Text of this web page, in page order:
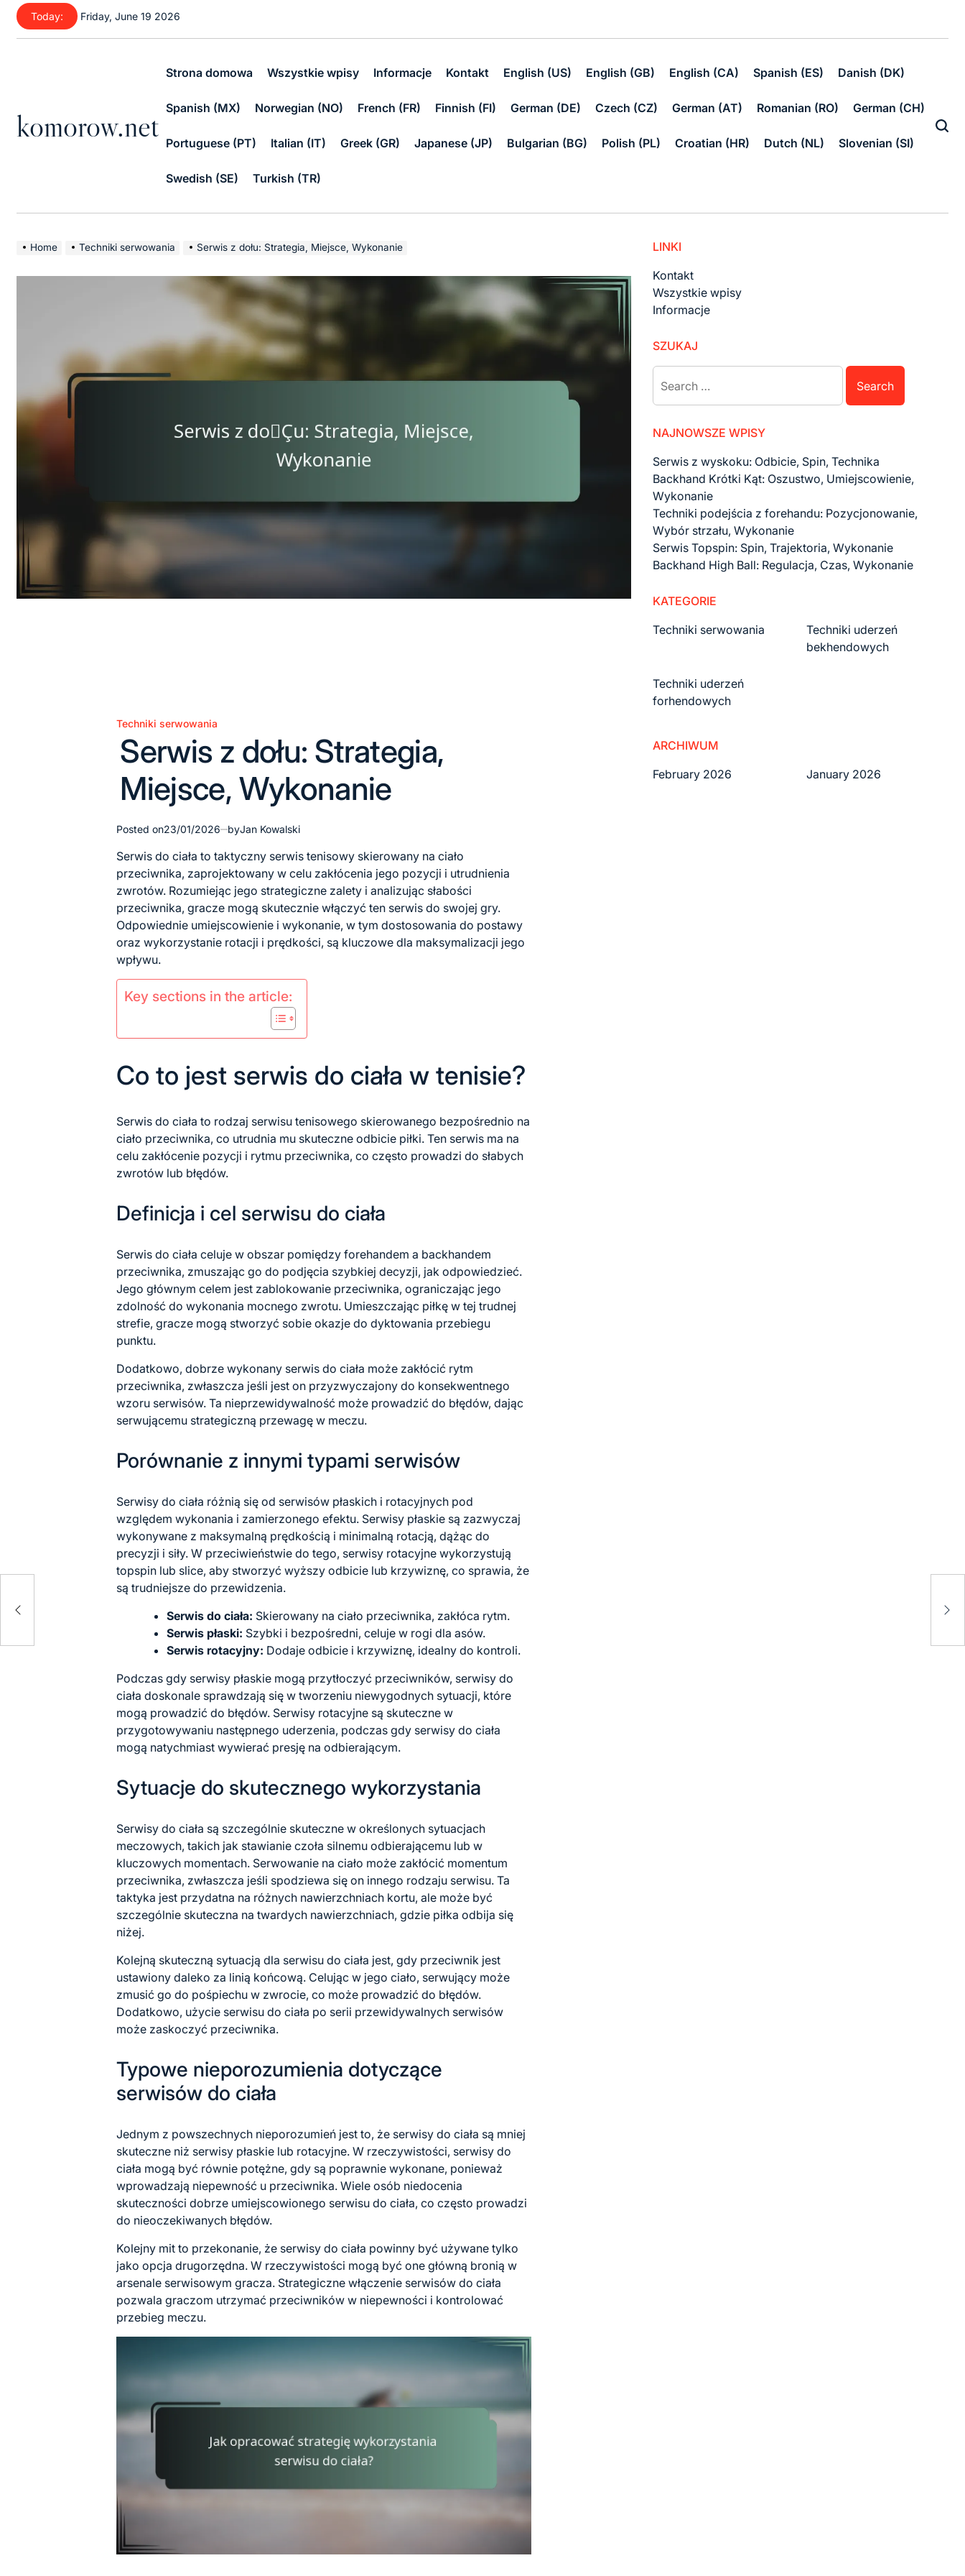
Skip
content
Today: Friday, June 19 2026
komorow.net
Strona domowa Wszystkie wpisy Informacje Kontakt English (US) English (GB) English (CA) Spanish (ES) Danish (DK)
Spanish (MX) Norwegian (NO) French (FR) Finnish (FI) German (DE) Czech (CZ) German (AT) Romanian (RO) German (CH)
Portuguese (PT) Italian (IT) Greek (GR) Japanese (JP) Bulgarian (BG) Polish (PL) Croatian (HR) Dutch (NL) Slovenian (SI)
Swedish (SE) Turkish (TR)
Home Techniki serwowania Serwis z dołu: Strategia, Miejsce, Wykonanie
Posted
in
Techniki serwowania
Serwis z dołu: Strategia,
Miejsce, Wykonanie
Posted on23/01/2026 byJan Kowalski
Serwis do ciała to taktyczny serwis tenisowy skierowany na ciało
przeciwnika, zaprojektowany w celu zakłócenia jego pozycji i utrudnienia
zwrotów. Rozumiejąc jego strategiczne zalety i analizując słabości
przeciwnika, gracze mogą skutecznie włączyć ten serwis do swojej gry.
Odpowiednie umiejscowienie i wykonanie, w tym dostosowania do postawy
oraz wykorzystanie rotacji i prędkości, są kluczowe dla maksymalizacji jego
wpływu.
Key sections in the article:
Co to jest serwis do ciała w tenisie?
Serwis do ciała to rodzaj serwisu tenisowego skierowanego bezpośrednio na
ciało przeciwnika, co utrudnia mu skuteczne odbicie piłki. Ten serwis ma na
celu zakłócenie pozycji i rytmu przeciwnika, co często prowadzi do słabych
zwrotów lub błędów.
Definicja i cel serwisu do ciała
Serwis do ciała celuje w obszar pomiędzy forehandem a backhandem
przeciwnika, zmuszając go do podjęcia szybkiej decyzji, jak odpowiedzieć.
Jego głównym celem jest zablokowanie przeciwnika, ograniczając jego
zdolność do wykonania mocnego zwrotu. Umieszczając piłkę w tej trudnej
strefie, gracze mogą stworzyć sobie okazje do dyktowania przebiegu
punktu.
Dodatkowo, dobrze wykonany serwis do ciała może zakłócić rytm
przeciwnika, zwłaszcza jeśli jest on przyzwyczajony do konsekwentnego
wzoru serwisów. Ta nieprzewidywalność może prowadzić do błędów, dając
serwującemu strategiczną przewagę w meczu.
Porównanie z innymi typami serwisów
Serwisy do ciała różnią się od serwisów płaskich i rotacyjnych pod
względem wykonania i zamierzonego efektu. Serwisy płaskie są zazwyczaj
wykonywane z maksymalną prędkością i minimalną rotacją, dążąc do
precyzji i siły. W przeciwieństwie do tego, serwisy rotacyjne wykorzystują
topspin lub slice, aby stworzyć wyższy odbicie lub krzywiznę, co sprawia, że
są trudniejsze do przewidzenia.
Serwis do ciała: Skierowany na ciało przeciwnika, zakłóca rytm.
Serwis płaski: Szybki i bezpośredni, celuje w rogi dla asów.
Serwis rotacyjny: Dodaje odbicie i krzywiznę, idealny do kontroli.
Podczas gdy serwisy płaskie mogą przytłoczyć przeciwników, serwisy do
ciała doskonale sprawdzają się w tworzeniu niewygodnych sytuacji, które
mogą prowadzić do błędów. Serwisy rotacyjne są skuteczne w
przygotowywaniu następnego uderzenia, podczas gdy serwisy do ciała
mogą natychmiast wywierać presję na odbierającym.
Sytuacje do skutecznego wykorzystania
Serwisy do ciała są szczególnie skuteczne w określonych sytuacjach
meczowych, takich jak stawianie czoła silnemu odbierającemu lub w
kluczowych momentach. Serwowanie na ciało może zakłócić momentum
przeciwnika, zwłaszcza jeśli spodziewa się on innego rodzaju serwisu. Ta
taktyka jest przydatna na różnych nawierzchniach kortu, ale może być
szczególnie skuteczna na twardych nawierzchniach, gdzie piłka odbija się
niżej.
Kolejną skuteczną sytuacją dla serwisu do ciała jest, gdy przeciwnik jest
ustawiony daleko za linią końcową. Celując w jego ciało, serwujący może
zmusić go do pośpiechu w zwrocie, co może prowadzić do błędów.
Dodatkowo, użycie serwisu do ciała po serii przewidywalnych serwisów
może zaskoczyć przeciwnika.
Typowe nieporozumienia dotyczące
serwisów do ciała
Jednym z powszechnych nieporozumień jest to, że serwisy do ciała są mniej
skuteczne niż serwisy płaskie lub rotacyjne. W rzeczywistości, serwisy do
ciała mogą być równie potężne, gdy są poprawnie wykonane, ponieważ
wprowadzają niepewność u przeciwnika. Wiele osób niedocenia
skuteczności dobrze umiejscowionego serwisu do ciała, co często prowadzi
do nieoczekiwanych błędów.
Kolejny mit to przekonanie, że serwisy do ciała powinny być używane tylko
jako opcja drugorzędna. W rzeczywistości mogą być one główną bronią w
arsenale serwisowym gracza. Strategiczne włączenie serwisów do ciała
pozwala graczom utrzymać przeciwników w niepewności i kontrolować
przebieg meczu.
LINKI
Kontakt
Wszystkie wpisy
Informacje
SZUKAJ
for:
NAJNOWSZE WPISY
Serwis z wyskoku: Odbicie, Spin, Technika
Backhand Krótki Kąt: Oszustwo, Umiejscowienie,
Wykonanie
Techniki podejścia z forehandu: Pozycjonowanie,
Wybór strzału, Wykonanie
Serwis Topspin: Spin, Trajektoria, Wykonanie
Backhand High Ball: Regulacja, Czas, Wykonanie
KATEGORIE
Techniki serwowania
Techniki uderzeń
bekhendowych
Techniki uderzeń
forhendowych
ARCHIWUM
February 2026
January 2026